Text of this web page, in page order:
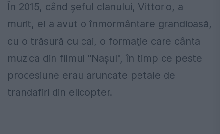
În 2015, când şeful clanului, Vittorio, a
murit, el a avut o înmormântare grandioasă,
cu o trăsură cu cai, o formaţie care cânta
muzica din filmul "Naşul", în timp ce peste
procesiune erau aruncate petale de
trandafiri din elicopter.